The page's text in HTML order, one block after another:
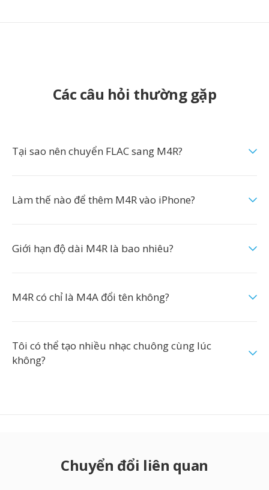
Các câu hỏi thường gặp
Tại sao nên chuyển FLAC sang M4R?
Làm thế nào để thêm M4R vào iPhone?
Giới hạn độ dài M4R là bao nhiêu?
M4R có chỉ là M4A đổi tên không?
Tôi có thể tạo nhiều nhạc chuông cùng lúc
không?
Chuyển đổi liên quan